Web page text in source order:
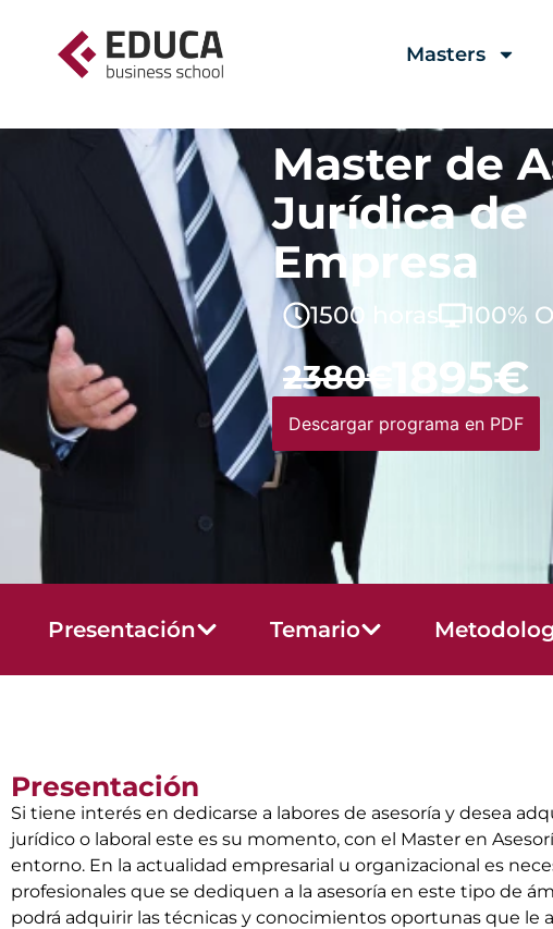
Masters
Master de
Jurídica de
Empresa
1500 horas 100%
2380€ 1895€
Descargar programa en PDF
Presentación Temario
Presentación
Si tiene interés en dedicarse a labores de asesoría y desea
jurídico o laboral este es su momento, con el Master en
entorno. En la actualidad empresarial u organizacional es
profesionales que se dediquen a la asesoría en este tipo de
podrá adquirir las técnicas y conocimientos oportunas que le